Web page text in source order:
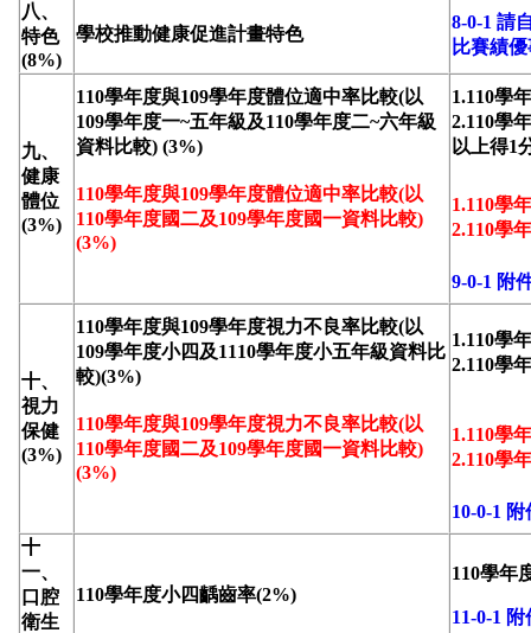
八、
特色
(8%)
學校推動健康促進計畫特色
8-0-1 請
比賽績
九、
健康
體位
(3%)
110學年度與109學年度體位適中率比較(以
109學年度一~五年級及110學年度二~六年級
資料比較) (3%)
110學年度與109學年度體位適中率比較(以
110學年度國二及109學年度國一資料比較)
(3%)
1.110學
2.110學
以上得1
1.110學
2.110學
9-0-1 附
十、
視力
保健
(3%)
110學年度與109學年度視力不良率比較(以
109學年度小四及1110學年度小五年級資料比
較)(3%)
110學年度與109學年度視力不良率比較(以
110學年度國二及109學年度國一資料比較)
(3%)
1.110學
2.110學
1.110學
2.110學
10-0-1 附
十
一、
口腔
衛生
110學年度小四齲齒率(2%)
110學年
11-0-1 附